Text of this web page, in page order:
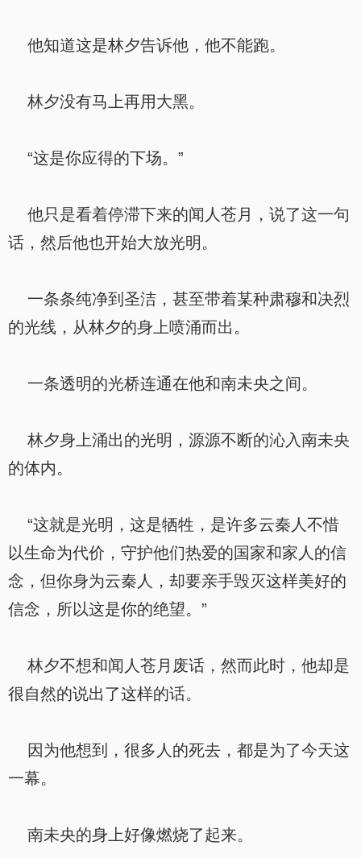
他知道这是林夕告诉他，他不能跑。
林夕没有马上再用大黑。
“这是你应得的下场。”
他只是看着停滞下来的闻人苍月，说了这一句
话，然后他也开始大放光明。
一条条纯净到圣洁，甚至带着某种肃穆和决烈
的光线，从林夕的身上喷涌而出。
一条透明的光桥连通在他和南未央之间。
林夕身上涌出的光明，源源不断的沁入南未央
的体内。
“这就是光明，这是牺牲，是许多云秦人不惜
以生命为代价，守护他们热爱的国家和家人的信
念，但你身为云秦人，却要亲手毁灭这样美好的
信念，所以这是你的绝望。”
林夕不想和闻人苍月废话，然而此时，他却是
很自然的说出了这样的话。
因为他想到，很多人的死去，都是为了今天这
一幕。
南未央的身上好像燃烧了起来。